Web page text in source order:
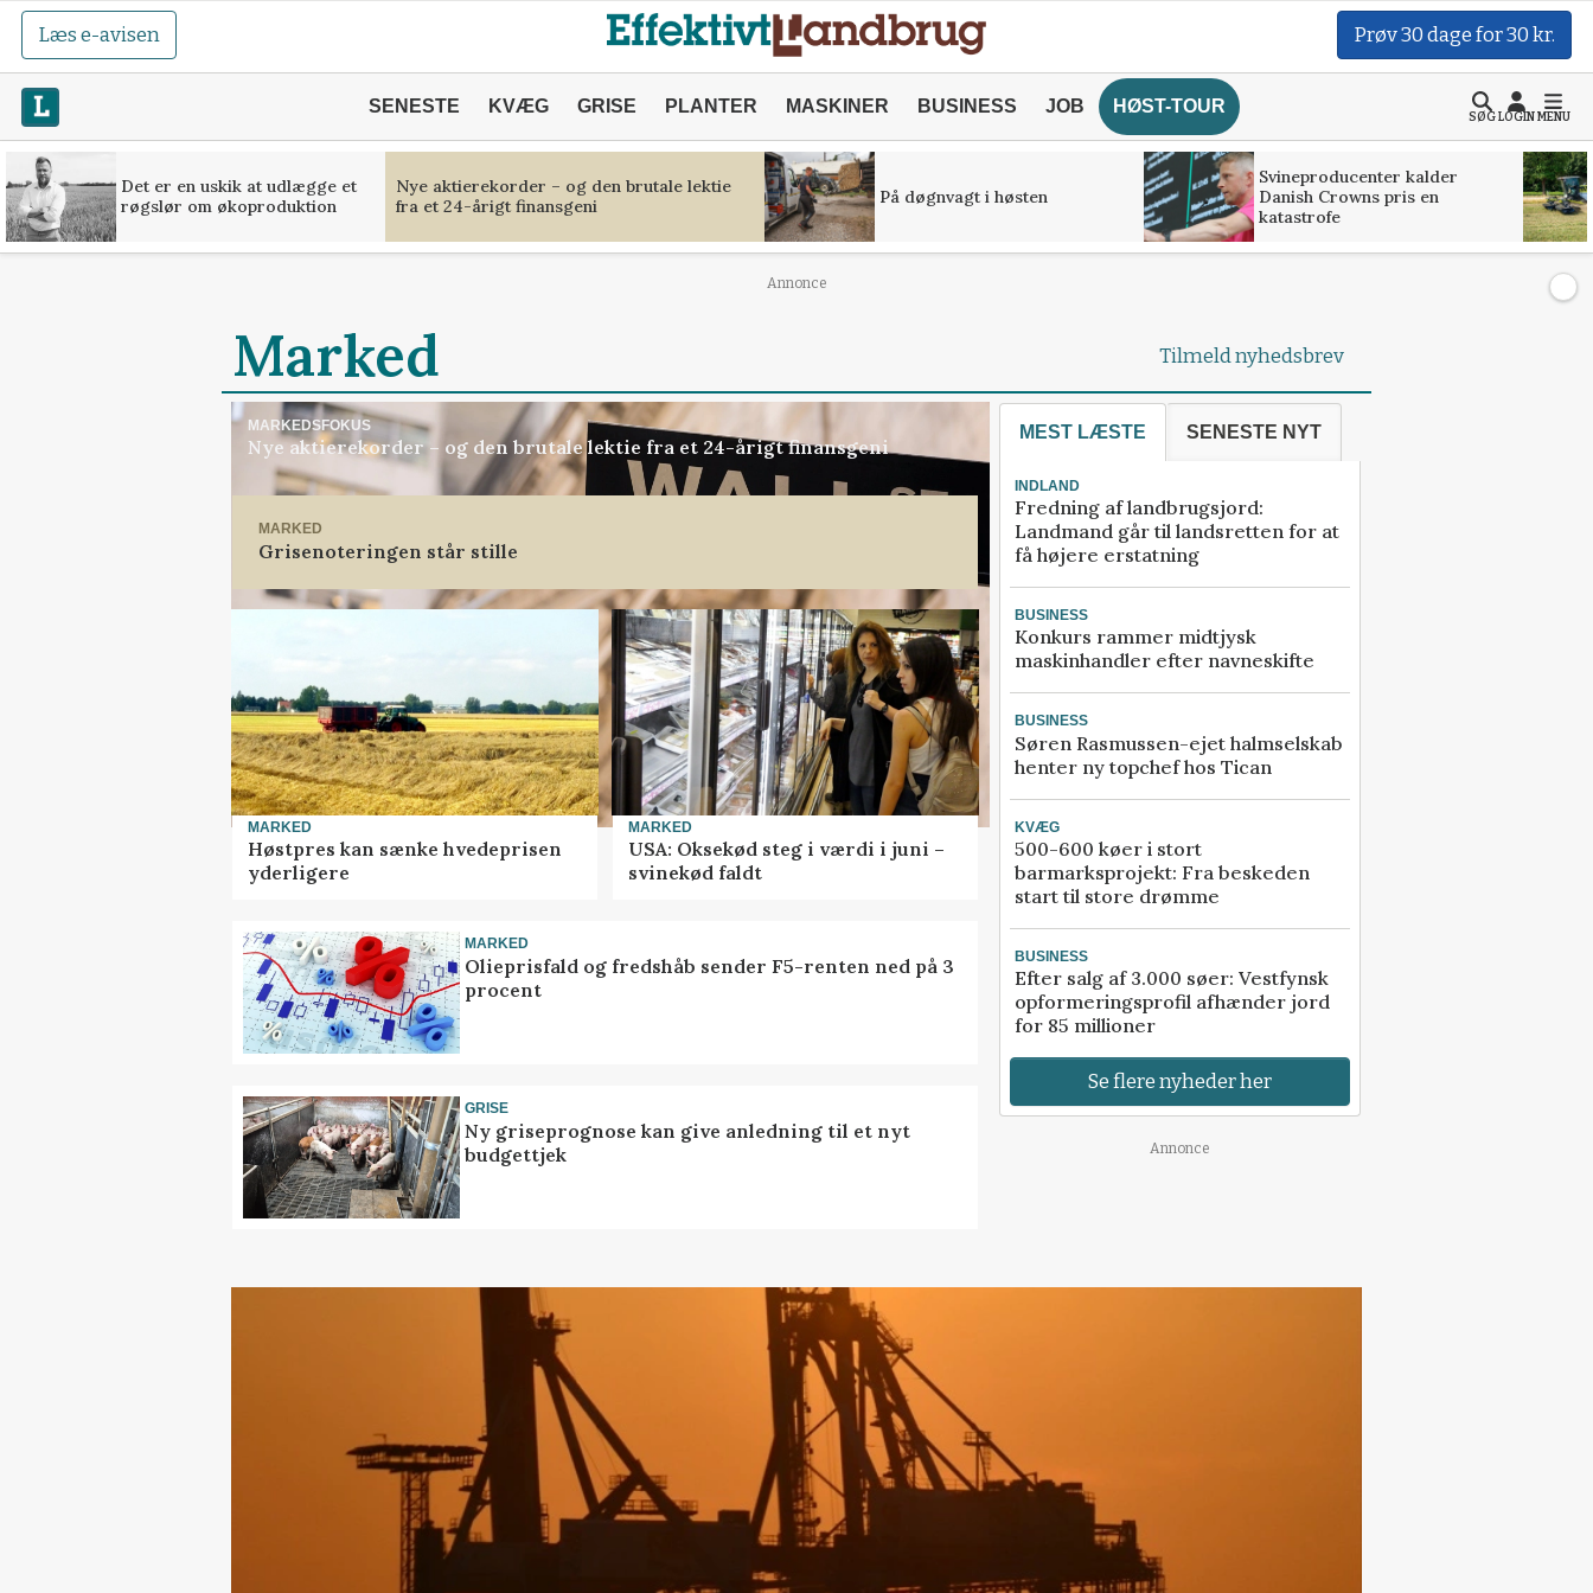
Læs e-avisen Prøv 30 dage for 30 kr.
SENESTE KVÆG GRISE PLANTER MASKINER BUSINESS JOB HØST-TOUR
SØGLOGINMENU
Det er en uskik at udlægge et
røgslør om økoproduktion
Nye aktierekorder – og den brutale lektie
fra et 24-årigt finansgeni
På døgnvagt i høsten
Svineproducenter kalder
Danish Crowns pris en
katastrofe
Annonce
Marked Tilmeld nyhedsbrev
MARKEDSFOKUS
Nye aktierekorder – og den brutale lektie fra et 24-årigt finansgeni
MARKED
Grisenoteringen står stille
MARKED
Høstpres kan sænke hvedeprisen
yderligere
MARKED
USA: Oksekød steg i værdi i juni –
svinekød faldt
MARKED
Olieprisfald og fredshåb sender F5-renten ned på 3
procent
GRISE
Ny griseprognose kan give anledning til et nyt
budgettjek
MEST LÆSTE SENESTE NYT
INDLAND
Fredning af landbrugsjord:
Landmand går til landsretten for at
få højere erstatning
BUSINESS
Konkurs rammer midtjysk
maskinhandler efter navneskifte
BUSINESS
Søren Rasmussen-ejet halmselskab
henter ny topchef hos Tican
KVÆG
500-600 køer i stort
barmarksprojekt: Fra beskeden
start til store drømme
BUSINESS
Efter salg af 3.000 søer: Vestfynsk
opformeringsprofil afhænder jord
for 85 millioner
Se flere nyheder her
Annonce